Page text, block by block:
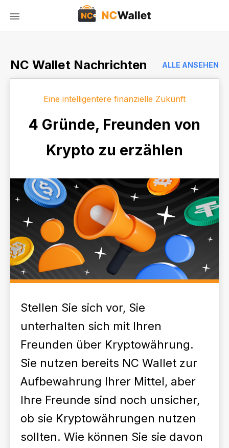
NC Wallet Nachrichten ALLE ANSEHEN
Eine intelligentere finanzielle Zukunft
4 Gründe, Freunden von
Krypto zu erzählen
Stellen Sie sich vor, Sie
unterhalten sich mit Ihren
Freunden über Kryptowährung.
Sie nutzen bereits NC Wallet zur
Aufbewahrung Ihrer Mittel, aber
Ihre Freunde sind noch unsicher,
ob sie Kryptowährungen nutzen
sollten. Wie können Sie sie davon